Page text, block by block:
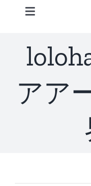
Toggle
STAFF
アア